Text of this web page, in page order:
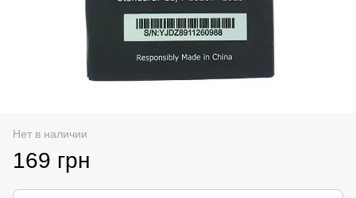
Нет в наличии
169 грн